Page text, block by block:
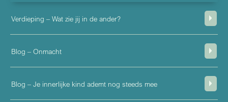
Verdieping – Wat zie jij in de ander?
Blog – Onmacht
Blog – Je innerlijke kind ademt nog steeds mee